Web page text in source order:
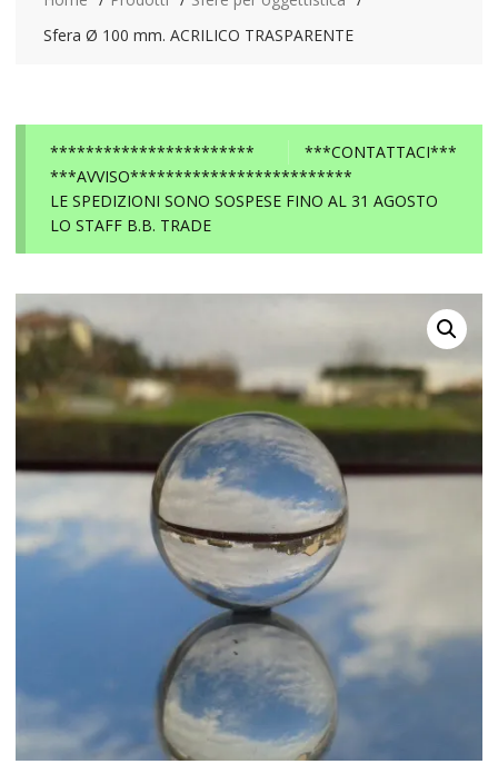
Sfera Ø 100 mm. ACRILICO TRASPARENTE
***CONTATTACI***
***********************
***AVVISO*************************
LE SPEDIZIONI SONO SOSPESE FINO AL 31 AGOSTO
LO STAFF B.B. TRADE